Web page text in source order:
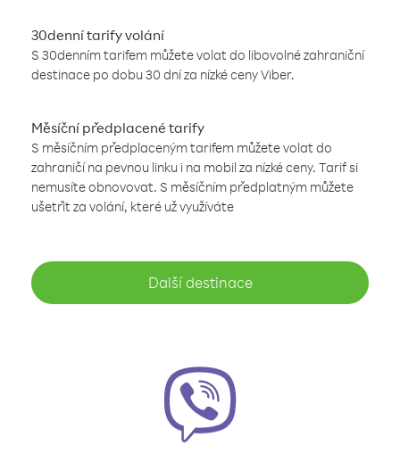
30denní tarify volání
S 30denním tarifem můžete volat do libovolné zahraniční
destinace po dobu 30 dní za nízké ceny Viber.
Měsíční předplacené tarify
S měsíčním předplaceným tarifem můžete volat do
zahraničí na pevnou linku i na mobil za nízké ceny. Tarif si
nemusíte obnovovat. S měsíčním předplatným můžete
ušetřit za volání, které už využíváte
Další destinace